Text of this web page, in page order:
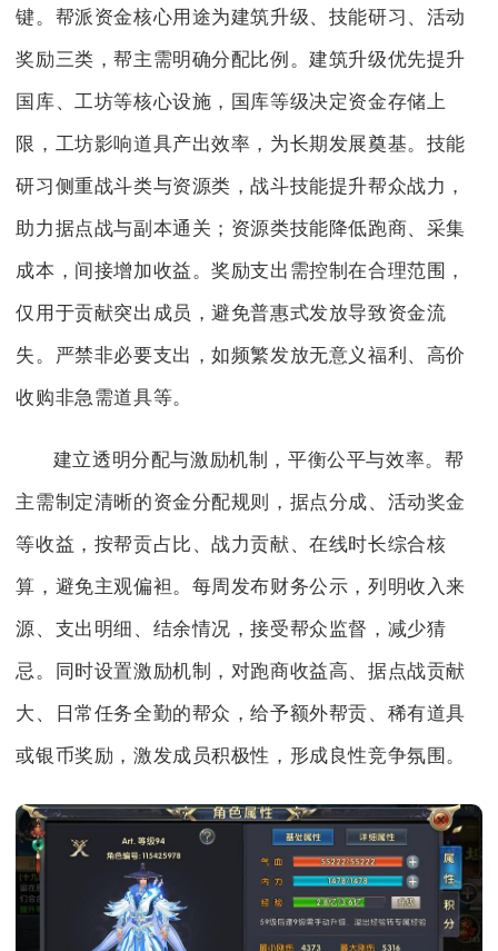
键。帮派资金核心用途为建筑升级、技能研习、活动
奖励三类，帮主需明确分配比例。建筑升级优先提升
国库、工坊等核心设施，国库等级决定资金存储上
限，工坊影响道具产出效率，为长期发展奠基。技能
研习侧重战斗类与资源类，战斗技能提升帮众战力，
助力据点战与副本通关；资源类技能降低跑商、采集
成本，间接增加收益。奖励支出需控制在合理范围，
仅用于贡献突出成员，避免普惠式发放导致资金流
失。严禁非必要支出，如频繁发放无意义福利、高价
收购非急需道具等。
建立透明分配与激励机制，平衡公平与效率。帮
主需制定清晰的资金分配规则，据点分成、活动奖金
等收益，按帮贡占比、战力贡献、在线时长综合核
算，避免主观偏袒。每周发布财务公示，列明收入来
源、支出明细、结余情况，接受帮众监督，减少猜
忌。同时设置激励机制，对跑商收益高、据点战贡献
大、日常任务全勤的帮众，给予额外帮贡、稀有道具
或银币奖励，激发成员积极性，形成良性竞争氛围。